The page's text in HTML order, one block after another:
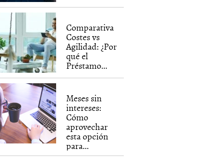
Comparativa
Costes vs
Agilidad: ¿Por
qué el
Préstamo...
Meses sin
intereses:
Cómo
aprovechar
esta opción
para...